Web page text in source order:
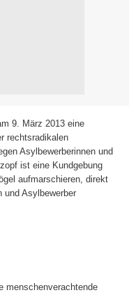
9. März 2013 eine
rechtsradikalen
Asylbewerberinnen und
ist eine Kundgebung
aufmarschieren, direkt
und Asylbewerber
menschenverachtende